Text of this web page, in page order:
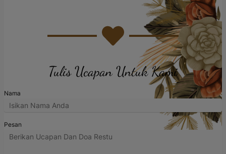
Tulis Ucapan Untuk Kami
Nama
Pesan